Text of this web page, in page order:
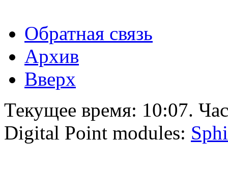
Обратная связь
Архив
Вверх
Текущее время: 10:07.
Digital Point modules: